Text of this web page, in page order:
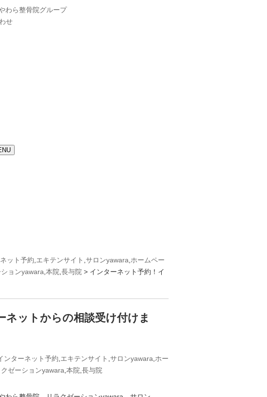
せ
ット予約 エキテンサイト サロンyawara ホームペー
ョンyawara 本院 長与院 > インターネット予約！イ
ネットからの相談受け付けま
ンターネット予約 エキテンサイト サロンyawara ホー
クゼーションyawara 本院 長与院